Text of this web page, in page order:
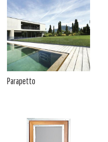
Parapetto